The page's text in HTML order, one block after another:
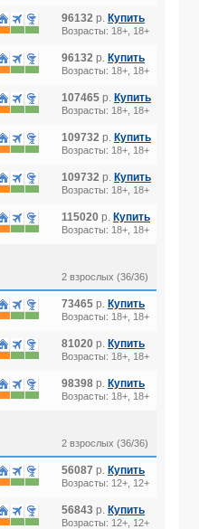
96132 р. Купить
Возрасты: 18+, 18+
96132 р. Купить
Возрасты: 18+, 18+
107465 р. Купить
Возрасты: 18+, 18+
109732 р. Купить
Возрасты: 18+, 18+
109732 р. Купить
Возрасты: 18+, 18+
115020 р. Купить
Возрасты: 18+, 18+
2 взрослых (36/36)
73465 р. Купить
Возрасты: 18+, 18+
81020 р. Купить
Возрасты: 18+, 18+
98398 р. Купить
Возрасты: 18+, 18+
2 взрослых (36/36)
56087 р. Купить
Возрасты: 12+, 12+
56843 р. Купить
Возрасты: 12+, 12+